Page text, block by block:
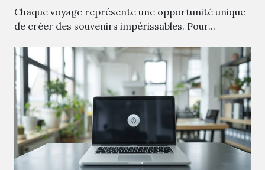
Chaque voyage représente une opportunité unique
de créer des souvenirs impérissables. Pour...